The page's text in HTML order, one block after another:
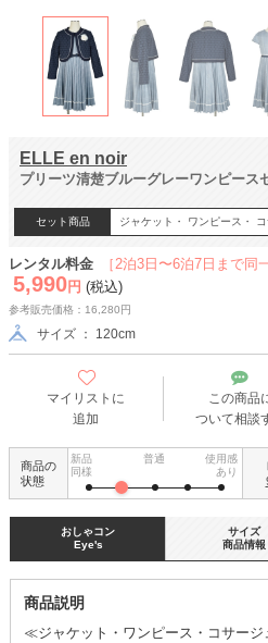
ELLE en noir
プリーツ清楚ブルーグレーワンピース
セット商品 ジャケット・ ワンピース・ コ
［2泊3日〜6泊7日まで同
レンタル料金
5,990 円 (税込)
参考販売価格：16,280円
サイズ ： 120cm
マイリストに
追加
この商品
ついて相談
商品の
状態
新品
同様
普通
使用感
あり
おしゃコン
Eye's
商品説明
≪ジャケット・ワンピース・コサー
サイズ
商品情報